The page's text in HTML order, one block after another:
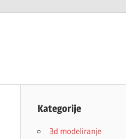
Kategorije
3d modeliranje